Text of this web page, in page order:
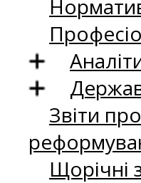
Звіти
Щорічні